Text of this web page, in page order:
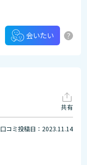
会いたい ?
共有
口コミ投稿日：2023.11.14